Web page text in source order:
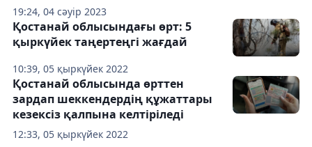
19:24, 04 сәуір 2023
10:39, 05 қыркүйек 2022
Қостанай облысындағы өрт: 5
қыркүйек таңертеңгі жағдай
12:33, 05 қыркүйек 2022
Қостанай облысында өрттен
зардап шеккендердің құжаттары
кезексіз қалпына келтіріледі